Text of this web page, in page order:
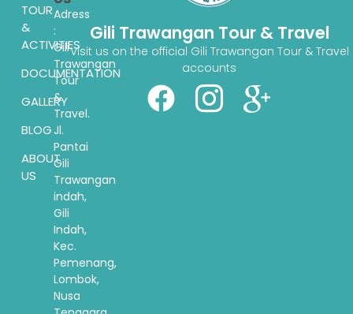
Gili Trawangan Tour & Travel
Visit us on the official Gili Trawangan Tour & Travel
accounts
TOUR
&
ACTIVITIES
DOCUMENTATION
GALLERY
BLOG
ABOUT
US
Adress
:
Gili
Trawangan
Tour
&
Travel.
Jl.
Pantai
Gili
Trawangan
indah,
Gili
Indah,
Kec.
Pemenang,
Lombok,
Nusa